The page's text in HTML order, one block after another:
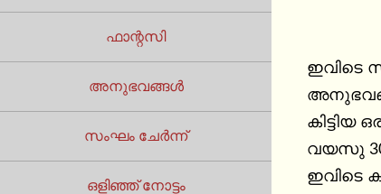
ഫാന്റസി
അനുഭവങ്ങൾ
സംഘം ചേർന്ന്
ഒളിഞ്ഞ് നോട്ടം
ഇവിടെ
വയസു 30
ഇവിടെ